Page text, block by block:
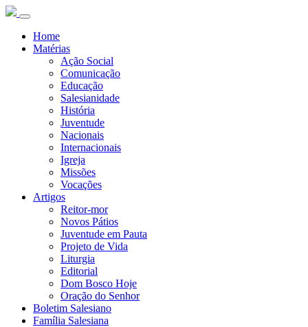
Home
Matérias
Ação Social
Comunicação
Educação
Salesianidade
História
Juventude
Nacionais
Internacionais
Igreja
Missões
Vocações
Artigos
Reitor-mor
Novos Pátios
Juventude em Pauta
Projeto de Vida
Liturgia
Editorial
Dom Bosco Hoje
Oração do Senhor
Boletim Salesiano
Família Salesiana